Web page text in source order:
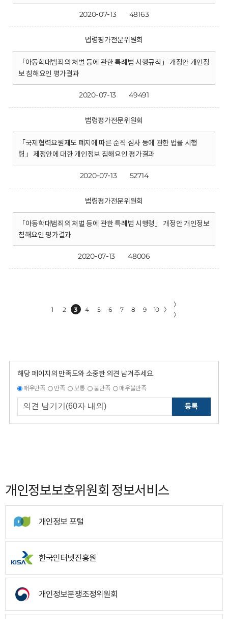
2020-07-13 48163
법령평가전문위원회
「아동학대범죄의 처벌 등에 관한 특례법 시행규칙」 개정안 개인정
보 침해요인 평가결과
2020-07-13 49491
법령평가전문위원회
「국제협력요원제도 폐지에 따른 순직 심사 등에 관한 법률 시행
령」 제정안에 대한 개인정보 침해요인 평가결과
2020-07-13 52714
법령평가전문위원회
「아동학대범죄의 처벌 등에 관한 특례법 시행령」 개정안 개인정보
침해요인 평가결과
2020-07-13 48006
1 2 3 4 5 6 7 8 9 10 〉
〉
〉
해당 페이지의 만족도와 소중한 의견 남겨주세요.
매우만족 만족 보통 불만족 매우불만족
등록
개인정보보호위원회 정보서비스
개인정보 포털
한국인터넷진흥원
개인정보분쟁조정위원회